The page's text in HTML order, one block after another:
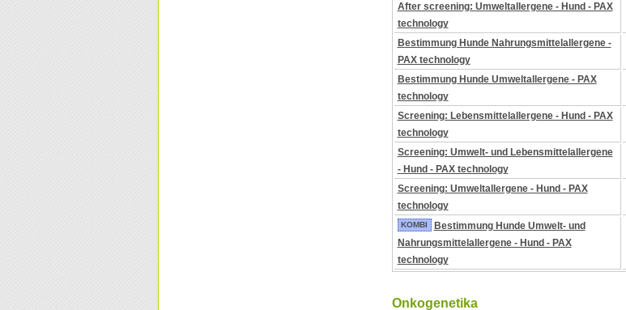
After screening: Umweltallergene - Hund - PAX
technology
Bestimmung Hunde Nahrungsmittelallergene -
PAX technology
Bestimmung Hunde Umweltallergene - PAX
technology
Screening: Lebensmittelallergene - Hund - PAX
technology
Screening: Umwelt- und Lebensmittelallergene
- Hund - PAX technology
Screening: Umweltallergene - Hund - PAX
technology
KOMBI
Bestimmung Hunde Umwelt- und
Nahrungsmittelallergene - Hund - PAX
technology
Onkogenetika